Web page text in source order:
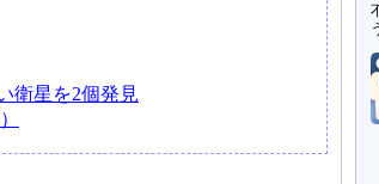
衛星を2個発見